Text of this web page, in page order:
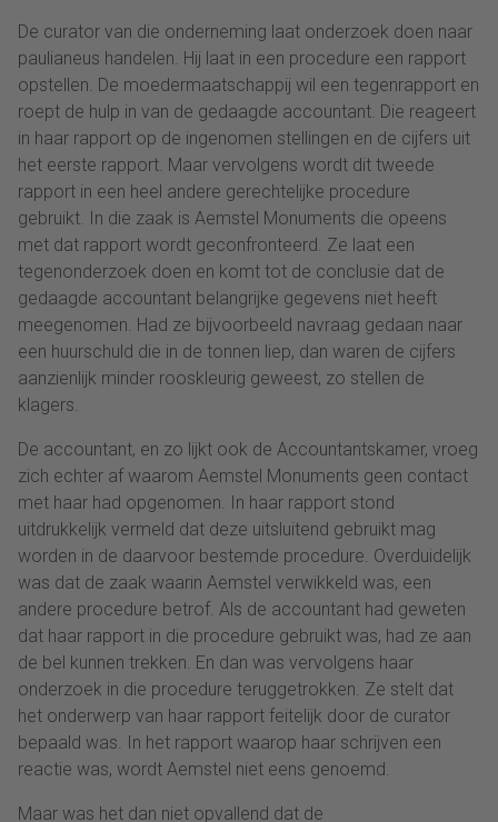
De curator van die onderneming laat onderzoek doen naar
paulianeus handelen. Hij laat in een procedure een rapport
opstellen. De moedermaatschappij wil een tegenrapport en
roept de hulp in van de gedaagde accountant. Die reageert
in haar rapport op de ingenomen stellingen en de cijfers uit
het eerste rapport. Maar vervolgens wordt dit tweede
rapport in een heel andere gerechtelijke procedure
gebruikt. In die zaak is Aemstel Monuments die opeens
met dat rapport wordt geconfronteerd. Ze laat een
tegenonderzoek doen en komt tot de conclusie dat de
gedaagde accountant belangrijke gegevens niet heeft
meegenomen. Had ze bijvoorbeeld navraag gedaan naar
een huurschuld die in de tonnen liep, dan waren de cijfers
aanzienlijk minder rooskleurig geweest, zo stellen de
klagers.
De accountant, en zo lijkt ook de Accountantskamer, vroeg
zich echter af waarom Aemstel Monuments geen contact
met haar had opgenomen. In haar rapport stond
uitdrukkelijk vermeld dat deze uitsluitend gebruikt mag
worden in de daarvoor bestemde procedure. Overduidelijk
was dat de zaak waarin Aemstel verwikkeld was, een
andere procedure betrof. Als de accountant had geweten
dat haar rapport in die procedure gebruikt was, had ze aan
de bel kunnen trekken. En dan was vervolgens haar
onderzoek in die procedure teruggetrokken. Ze stelt dat
het onderwerp van haar rapport feitelijk door de curator
bepaald was. In het rapport waarop haar schrijven een
reactie was, wordt Aemstel niet eens genoemd.
Maar was het dan niet opvallend dat de